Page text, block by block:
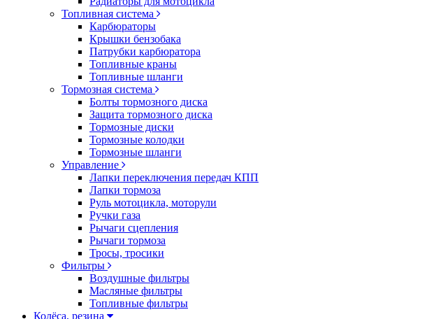
Топливная система
Карбюраторы
Крышки бензобака
Патрубки карбюратора
Топливные краны
Топливные шланги
Тормозная система
Болты тормозного диска
Защита тормозного диска
Тормозные диски
Тормозные колодки
Тормозные шланги
Управление
Лапки переключения передач КПП
Лапки тормоза
Руль мотоцикла, моторули
Ручки газа
Рычаги сцепления
Рычаги тормоза
Тросы, тросики
Фильтры
Воздушные фильтры
Масляные фильтры
Топливные фильтры
Колёса, резина